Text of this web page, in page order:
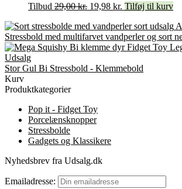
Tilbud 29,00kr. 19,98 kr. Tilføj til kurv
Stressbold med multifarvet vandperler og sort
Stor Gul Bi Stressbold - Klemmebold
Kurv
Produktkategorier
Pop it - Fidget Toy
Porcelænsknopper
Stressbolde
Gadgets og Klassikere
Nyhedsbrev fra Udsalg.dk
Emailadresse: